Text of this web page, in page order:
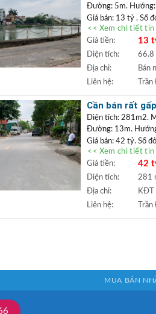
Đường: 5m.
Giá bán: 13 tỷ . Sổ
Vị trí:Bán nhà Cự
Rất phù hợp mua
quanh dân cư đã ổn
+++ Liên hệ xem
+ TRẦN
Lâm.
+ Bất động
ngân hàng lãi
<< Xem chi tiết tin
Giá tiền:
13
Diện tích:
66.8
Địa chỉ:
Bán
Liên hệ:
Cần bán rất
công ty đẹp
Diện tích: 281m2.
Đường: 13m.
Giá bán: 42 tỷ. Sổ
Vị trí: Lô đất nằm
Vị trí thuận lợi làm
tầng đã đồng bộ,
+ TRẦN
<< Xem chi tiết tin
Giá tiền:
42
Diện tích:
281
Địa chỉ:
KĐT
Liên hệ:
MUA BÁN